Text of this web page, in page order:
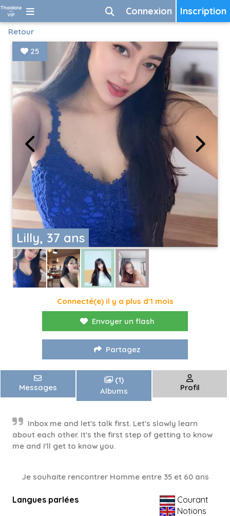
Inscription
Connexion
Retour
Lilly, 37 ans
25
Connecté(e) il y a plus d'1 mois
Envoyer un flash
Partagez
Messages
(1)
Albums
Profil
Inbox me and let's talk first. Let's slowly learn
about each other. It's the first step of getting to know
me and I'll get to know you.
Je souhaite rencontrer Homme entre 35 et 60 ans
Langues parlées
Courant
Notions